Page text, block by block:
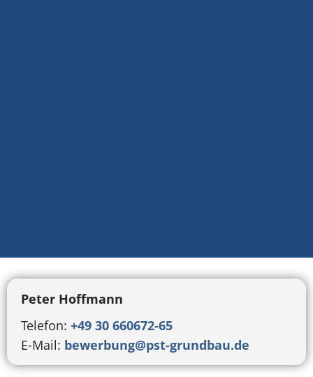
Peter Hoffmann
Telefon: +49 30 660672-65
E-Mail: bewerbung@pst-grundbau.de